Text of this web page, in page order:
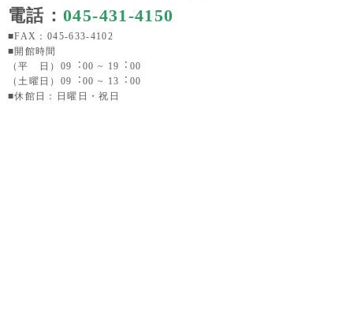
電話：045-431-4150
■FAX：045-633-4102
■開館時間
（平 日）09︓00 ~ 19︓00
（土曜日）09︓00 ~ 13︓00
■休館日：日曜日・祝日